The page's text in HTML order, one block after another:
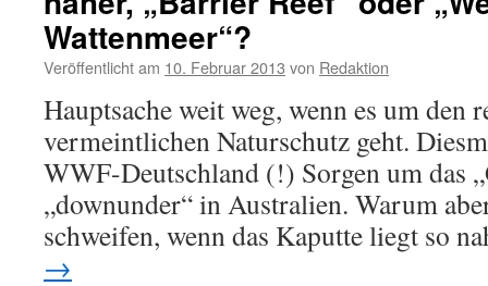
Wattenmeer“?
Veröffentlicht am 10. Februar 2013 von Redaktion
Hauptsache weit weg, wenn es um den
vermeintlichen Naturschutz geht.
WWF-Deutschland (!) Sorgen um das
„downunder“ in Australien. Warum
schweifen, wenn das Kaputte liegt so
→